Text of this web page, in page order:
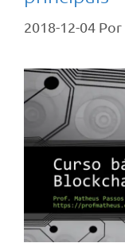
2018-12-04 Por